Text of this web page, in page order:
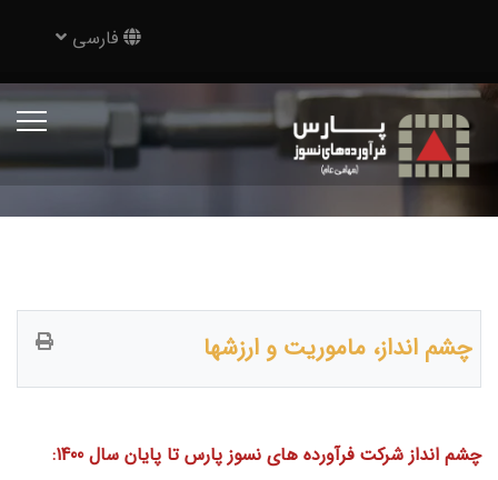
فارسی
چشم انداز، ماموریت و ارزشها
چشم انداز شركت فرآورده هاي نسوز پارس تا پایان سال 1400: